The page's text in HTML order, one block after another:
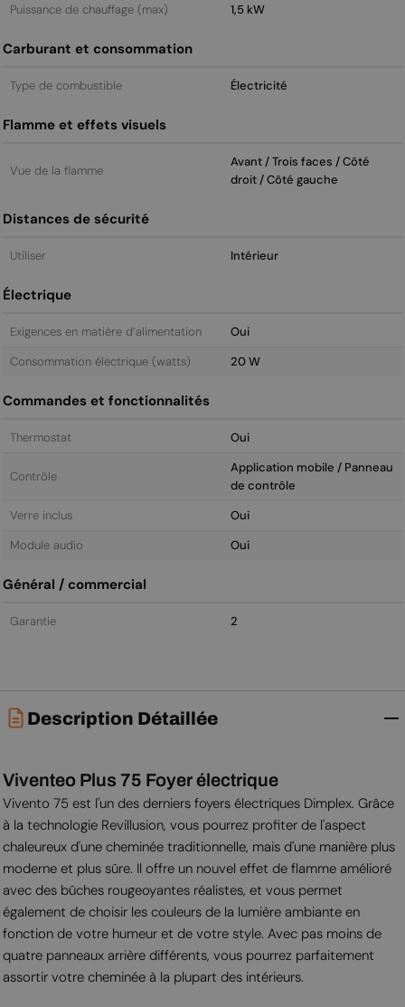
Puissance de chauffage (max) 1,5 kW
Carburant et consommation
Type de combustible Électricité
Flamme et effets visuels
Vue de la flamme
Avant / Trois faces / Côté
droit / Côté gauche
Distances de sécurité
Utiliser Intérieur
Électrique
Exigences en matière d’alimentation
Oui
Consommation électrique (watts)
20 W
Commandes et fonctionnalités
Thermostat Oui
Contrôle
Application mobile / Panneau
de contrôle
Verre inclus
Oui
Module audio
Oui
Général / commercial
Garantie 2
Description Détaillée
Viventeo Plus 75 Foyer électrique
Vivento 75 est l'un des derniers foyers électriques Dimplex. Grâce
à la technologie Revillusion, vous pourrez profiter de l'aspect
chaleureux d'une cheminée traditionnelle, mais d'une manière plus
moderne et plus sûre. Il offre un nouvel effet de flamme amélioré
avec des bûches rougeoyantes réalistes, et vous permet
également de choisir les couleurs de la lumière ambiante en
fonction de votre humeur et de votre style. Avec pas moins de
quatre panneaux arrière différents, vous pourrez parfaitement
assortir votre cheminée à la plupart des intérieurs.